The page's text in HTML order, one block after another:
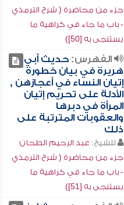
جزء من محاضرة ( شرح الترمذي
- باب ما جاء في كراهية ما
يستنجى به [50])
الفهرس:حديث أبي
هريرة في بيان خطورة
إتيان النساء في أعجازهن ,
الأدلة على تحريم إتيان
المرأة في دبرها
والعقوبات المترتبة على
ذلك
للشيخ: عبد الرحيم الطحان
جزء من محاضرة ( شرح الترمذي
- باب ما جاء في كراهية ما
يستنجى به [51])